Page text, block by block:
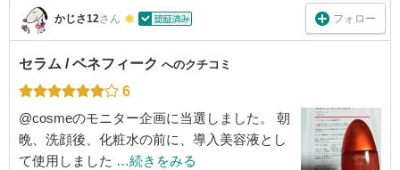
かじさ12さん フォロー
セラム / ベネフィーク へのクチコミ
6
@cosmeのモニター企画に当選しました。 朝
晩、洗顔後、化粧水の前に、導入美容液とし
て使用しました …続きをみる